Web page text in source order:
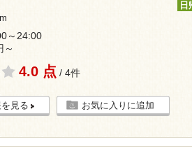
日
～24:00
～
4.0 点 / 4件
見る お気に入りに追加